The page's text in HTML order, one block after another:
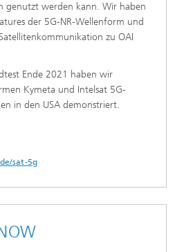
genutzt werden kann. Wir haben
der 5G-NR-Wellenform und
zu OAI
Ende 2021 haben wir
Kymeta und Intelsat 5G-
in den USA demonstriert.
sat-5g